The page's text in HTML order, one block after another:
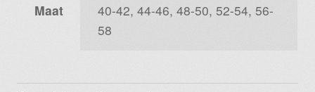
Maat
40-42, 44-46, 48-50, 52-54, 56-
58